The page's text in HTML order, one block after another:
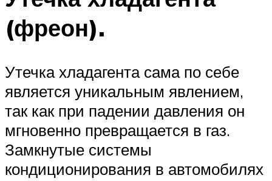
(фреон).
Утечка хладагента сама по себе
является уникальным явлением,
так как при падении давления он
мгновенно превращается в газ.
Замкнутые системы
кондиционирования в автомобилях